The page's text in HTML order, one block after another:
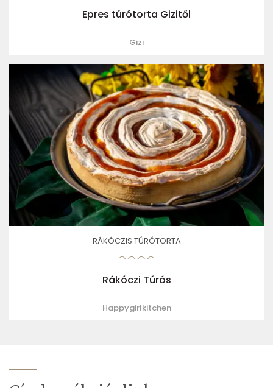
Epres túrótorta Gizitől
Gizi
RÁKÓCZIS TÚRÓTORTA
Rákóczi Túrós
Happygirlkitchen